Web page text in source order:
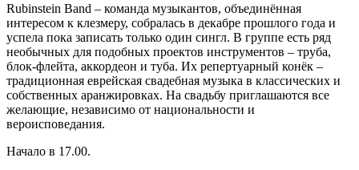
Rubinstein Band – команда музыкантов, объединённая
интересом к клезмеру, собралась в декабре прошлого года и
успела пока записать только один сингл. В группе есть ряд
необычных для подобных проектов инструментов – труба,
блок-флейта, аккордеон и туба. Их репертуарный конёк –
традиционная еврейская свадебная музыка в классических и
собственных аранжировках. На свадьбу приглашаются все
желающие, независимо от национальности и
вероисповедания.
Начало в 17.00.